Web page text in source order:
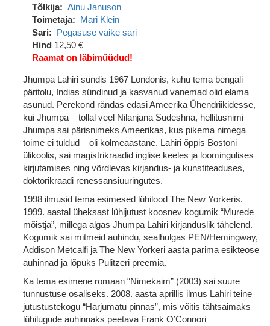
Tõlkija
Ainu Januson
Toimetaja
Mari Klein
Sari
Pegasuse väike sari
Hind 12,50 €
Raamat on läbimüüdud!
Jhumpa Lahiri sündis 1967 Londonis, kuhu tema bengali
päritolu, Indias sündinud ja kasvanud vanemad olid elama
asunud. Perekond rändas edasi Ameerika Ühendriikidesse,
kui Jhumpa – tollal veel Nilanjana Sudeshna, hellitusnimi
Jhumpa sai pärisnimeks Ameerikas, kus pikema nimega
toime ei tuldud – oli kolmeaastane. Lahiri õppis Bostoni
ülikoolis, sai magistrikraadid inglise keeles ja loomingulises
kirjutamises ning võrdlevas kirjandus- ja kunstiteaduses,
doktorikraadi renessansiuuringutes.
1998 ilmusid tema esimesed lühilood The New Yorkeris.
1999. aastal üheksast lühijutust koosnev kogumik “Murede
mõistja”, millega algas Jhumpa Lahiri kirjanduslik tähelend.
Kogumik sai mitmeid auhindu, sealhulgas PEN/Hemingway,
Addison Metcalfi ja The New Yorkeri aasta parima esikteose
auhinnad ja lõpuks Pulitzeri preemia.
Ka tema esimene romaan “Nimekaim” (2003) sai suure
tunnustuse osaliseks. 2008. aasta aprillis ilmus Lahiri teine
jutustustekogu “Harjumatu pinnas”, mis võitis tähtsaimaks
lühilugude auhinnaks peetava Frank O’Connori